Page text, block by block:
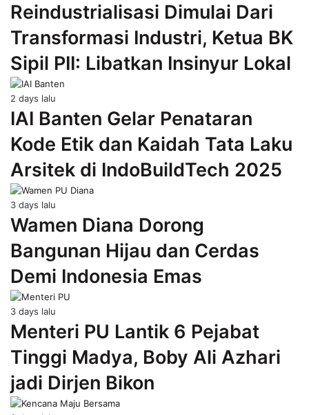
Reindustrialisasi Dimulai Dari
Transformasi Industri, Ketua BK
Sipil PII: Libatkan Insinyur Lokal
2 days lalu
IAI Banten Gelar Penataran
Kode Etik dan Kaidah Tata Laku
Arsitek di IndoBuildTech 2025
3 days lalu
Wamen Diana Dorong
Bangunan Hijau dan Cerdas
Demi Indonesia Emas
3 days lalu
Menteri PU Lantik 6 Pejabat
Tinggi Madya, Boby Ali Azhari
jadi Dirjen Bikon